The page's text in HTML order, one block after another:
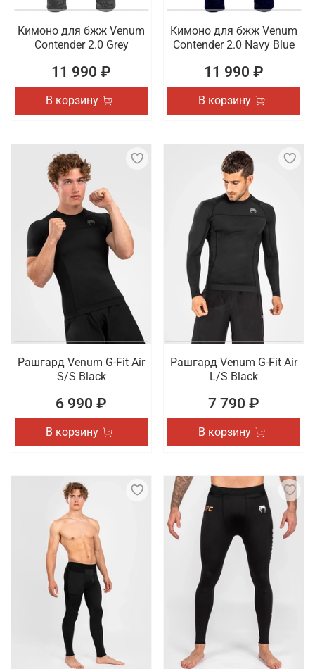
Кимоно для бжж Venum
Contender 2.0 Grey
11 990 ₽
В корзину
Кимоно для бжж Venum
Contender 2.0 Navy Blue
11 990 ₽
В корзину
Рашгард Venum G-Fit Air
S/S Black
6 990 ₽
В корзину
Рашгард Venum G-Fit Air
L/S Black
7 790 ₽
В корзину